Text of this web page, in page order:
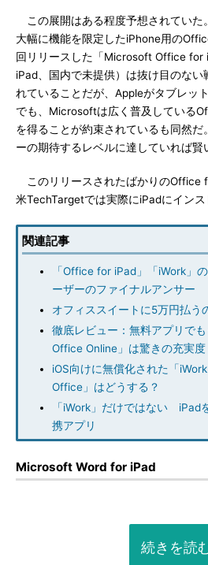
この展開はある程度予想されていた
大幅に機能を限定したiPhone用の
回リリースした「Microsoft Office for
iPad、国内で未提供）は抜け目のない
れていることだが、Appleがタブレッ
でも、Microsoftは広く普及している
を得ることが約束されているも同然
ーの期待するレベルに達していれば賢
このリリースされたばかりのOffice
米TechTargetでは実際にiPadにインス
関連記事
「Office for iPad」「iWork」
ーザーのファイナルアンサー
オフィススイートに5万円払う
徹底レビュー：無料アプリで
Office Online」は驚きの充実度
iOS向けに無償化された「
Office」はどうする？
「iWork」だけではない iPad
携アプリ
Microsoft Word for iPad
続きを読